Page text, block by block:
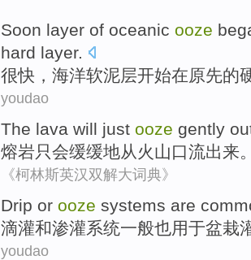
Soon layer of oceanic ooze
hard layer.
很快 ， 海洋软泥层开始在原先的
youdao
The lava will just ooze gently
熔岩只会缓缓地从 火山口流出来
《柯林斯英汉双解大词典》
Drip or ooze systems are
滴灌和渗灌系统一般也用于盆栽
youdao